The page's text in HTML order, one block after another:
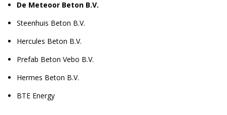
De Meteoor Beton B.V.
Steenhuis Beton B.V.
Hercules Beton B.V.
Prefab Beton Vebo B.V.
Hermes Beton B.V.
BTE Energy